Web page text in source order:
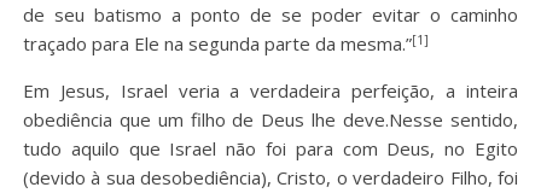
de seu batismo a ponto de se poder evitar o caminho
traçado para Ele na segunda parte da mesma.”[1]
Em Jesus, Israel veria a verdadeira perfeição, a inteira
obediência que um filho de Deus lhe deve.Nesse sentido,
tudo aquilo que Israel não foi para com Deus, no Egito
(devido à sua desobediência), Cristo, o verdadeiro Filho, foi